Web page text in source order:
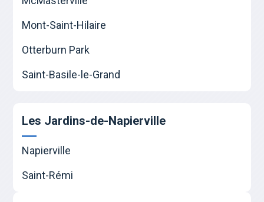
Mont-Saint-Hilaire
Otterburn Park
Saint-Basile-le-Grand
Les Jardins-de-Napierville
Napierville
Saint-Rémi